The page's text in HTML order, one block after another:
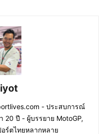
- ประสบการณ์
20 ปี - ผู้บรรยาย MotoGP,
ร์ตไทยหลากหลาย